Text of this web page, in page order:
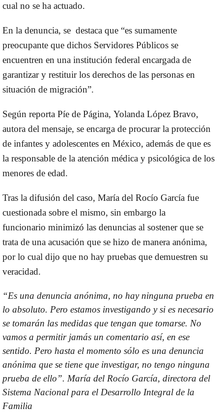
cual no se ha actuado.
En la denuncia, se destaca que “es sumamente
preocupante que dichos Servidores Públicos se
encuentren en una institución federal encargada de
garantizar y restituir los derechos de las personas en
situación de migración”.
Según reporta Píe de Página, Yolanda López Bravo,
autora del mensaje, se encarga de procurar la protección
de infantes y adolescentes en México, además de que es
la responsable de la atención médica y psicológica de los
menores de edad.
Tras la difusión del caso, María del Rocío García fue
cuestionada sobre el mismo, sin embargo la
funcionario minimizó las denuncias al sostener que se
trata de una acusación que se hizo de manera anónima,
por lo cual dijo que no hay pruebas que demuestren su
veracidad.
“Es una denuncia anónima, no hay ninguna prueba en
lo absoluto. Pero estamos investigando y si es necesario
se tomarán las medidas que tengan que tomarse. No
vamos a permitir jamás un comentario así, en ese
sentido. Pero hasta el momento sólo es una denuncia
anónima que se tiene que investigar, no tengo ninguna
prueba de ello”. María del Rocío García, directora del
Sistema Nacional para el Desarrollo Integral de la
Familia